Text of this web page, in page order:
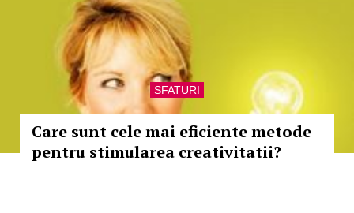
SFATURI
Care sunt cele mai eficiente metode
pentru stimularea creativitatii?